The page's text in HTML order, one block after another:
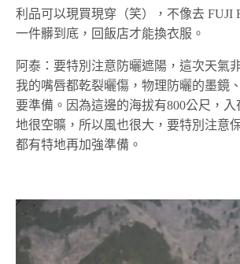
利品可以現買現穿（笑），不像去 FUJI
一件髒到底，回飯店才能換衣服。
阿泰：要特別注意防曬遮陽，這次天氣
我的嘴唇都乾裂曬傷，物理防曬的墨鏡
要準備。因為這邊的海拔有800公尺，
地很空曠，所以風也很大，要特別注意
都有特地再加強準備。